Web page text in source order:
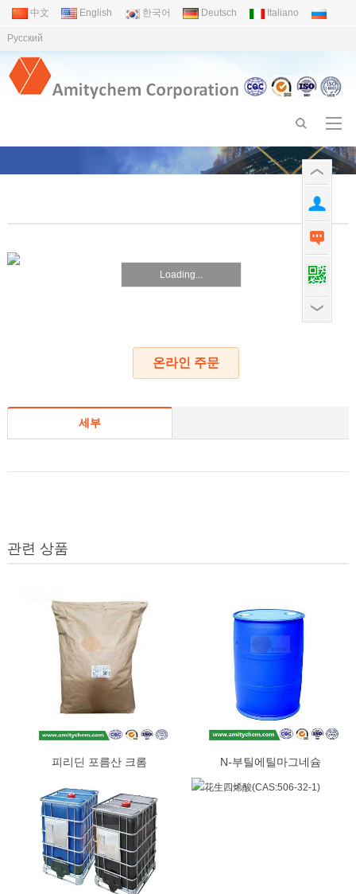
中文 English 한국어 Deutsch Italiano
Pусский
Loading...
온라인 주문
세부
관련 상품
피리딘 포름산 크롬
N-부틸에틸마그네슘
(CAS:62202-86-2)